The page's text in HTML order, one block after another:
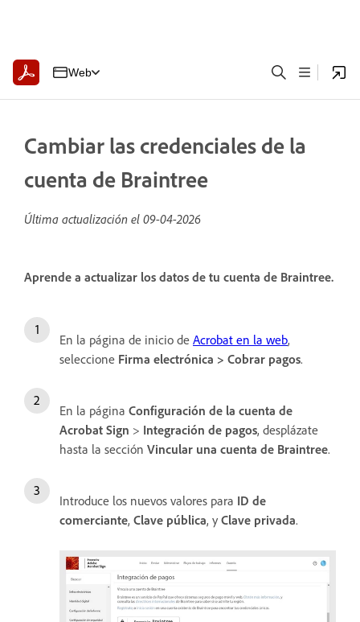
Web
Cambiar las credenciales de la
cuenta de Braintree
Última actualización el 09-04-2026
Aprende a actualizar los datos de tu cuenta de Braintree.
En la página de inicio de Acrobat en la web,
seleccione Firma electrónica > Cobrar pagos.
En la página Configuración de la cuenta de
Acrobat Sign > Integración de pagos, desplázate
hasta la sección Vincular una cuenta de Braintree.
Introduce los nuevos valores para ID de
comerciante, Clave pública, y Clave privada.